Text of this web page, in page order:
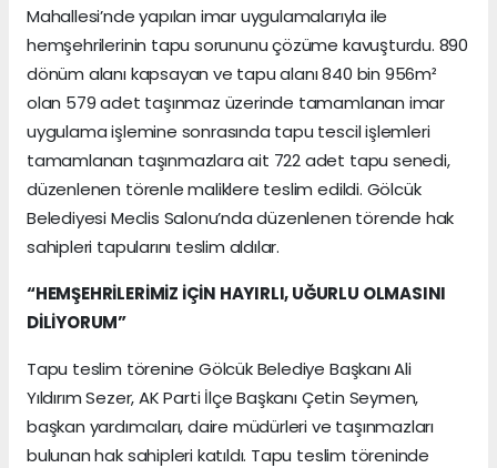
Mahallesi’nde yapılan imar uygulamalarıyla ile
hemşehrilerinin tapu sorununu çözüme kavuşturdu. 890
dönüm alanı kapsayan ve tapu alanı 840 bin 956m²
olan 579 adet taşınmaz üzerinde tamamlanan imar
uygulama işlemine sonrasında tapu tescil işlemleri
tamamlanan taşınmazlara ait 722 adet tapu senedi,
düzenlenen törenle maliklere teslim edildi. Gölcük
Belediyesi Meclis Salonu’nda düzenlenen törende hak
sahipleri tapularını teslim aldılar.
“HEMŞEHRİLERİMİZ İÇİN HAYIRLI, UĞURLU OLMASINI
DİLİYORUM”
Tapu teslim törenine Gölcük Belediye Başkanı Ali
Yıldırım Sezer, AK Parti İlçe Başkanı Çetin Seymen,
başkan yardımcıları, daire müdürleri ve taşınmazları
bulunan hak sahipleri katıldı. Tapu teslim töreninde